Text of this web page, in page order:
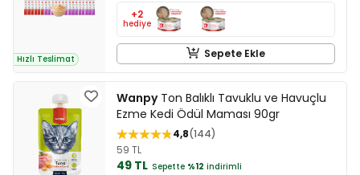
Hızlı Teslimat
+2
hediye
Sepete Ekle
WanpyTon Balıklı Tavuklu ve Havuçlu
Ezme Kedi Ödül Maması 90gr
4,8 144
59 TL
49 TL Sepette %12 indirimli